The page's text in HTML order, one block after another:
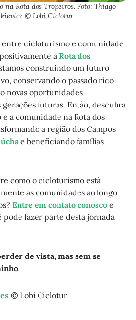
na Rota dos Tropeiros. Foto: Thiago
© Lobi Ciclotur
entre cicloturismo e comunidade
a Rota dos
construindo um futuro
conservando o passado rico
novas oportunidades
gerações futuras. Então, descubra
a comunidade na Rota dos
a região dos Campos
e beneficiando famílias
como o cicloturismo está
as comunidades ao longo
Entre em contato conosco e
pode fazer parte desta jornada
de vista, mas sem se
© Lobi Ciclotur